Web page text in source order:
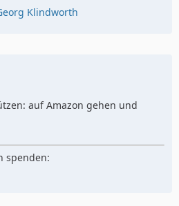
Klindworth
auf Amazon gehen und
spenden: